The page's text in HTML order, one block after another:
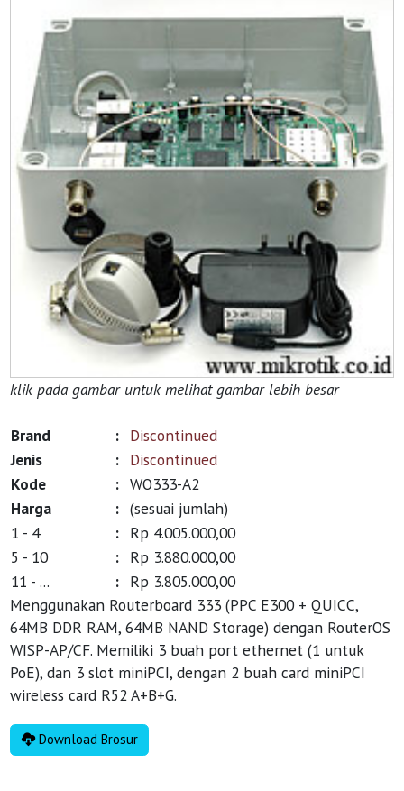
klik pada gambar untuk melihat gambar lebih besar
Brand : Discontinued
Jenis
: Discontinued
Kode
: WO333-A2
Harga
: (sesuai jumlah)
1 - 4
: Rp 4.005.000,00
5 - 10
: Rp 3.880.000,00
11 - ...
: Rp 3.805.000,00
Menggunakan Routerboard 333 (PPC E300 + QUICC,
64MB DDR RAM, 64MB NAND Storage) dengan RouterOS
WISP-AP/CF. Memiliki 3 buah port ethernet (1 untuk
PoE), dan 3 slot miniPCI, dengan 2 buah card miniPCI
wireless card R52 A+B+G.
Download Brosur